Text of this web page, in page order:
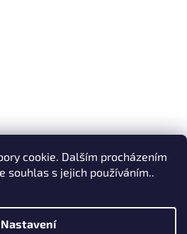
cookie. Dalším procházením
souhlas s jejich používáním..
Nastavení